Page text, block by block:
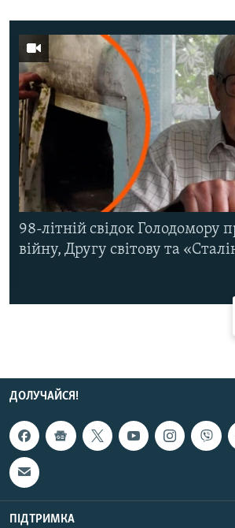
98-літній свідок Голодомору
війну, Другу світову та
ДОЛУЧАЙСЯ!
ПІДТРИМКА